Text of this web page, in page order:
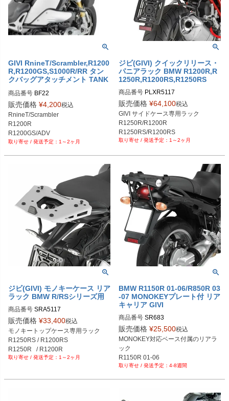
GIVI RnineT/Scrambler,R1200
R,R1200GS,S1000R/RR タン
クバッグアタッチメント TANK
商品番号 BF22
販売価格 ¥4,200税込
RnineT/Scrambler
R1200R
R1200GS/ADV
S1000R/RR
1～2ヶ月
ジビ(GIVI) クイックリリース・
パニアラック BMW R1200R,R
1250R,R1200RS,R1250RS
商品番号 PLXR5117
販売価格 ¥64,100税込
GIVI サイドケース専用ラック
R1250R/R1200R
R1250RS/R1200RS
1～2ヶ月
ジビ(GIVI) モノキーケース リア
ラック BMW R/RSシリーズ用
商品番号 SRA5117
販売価格 ¥33,400税込
モノキートップケース専用ラック
R1250RS / R1200RS
R1250R   / R1200R
1～2ヶ月
BMW R1150R 01-06/R850R 03
-07 MONOKEYプレート付 リア
キャリア GIVI
商品番号 SR683
販売価格 ¥25,500税込
MONOKEY対応ベース付属のリアラ
ック
R1150R 01-06
R850R 03-07
4-8週間